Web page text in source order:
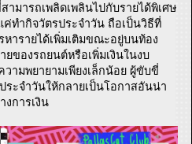
มารถเพลิดเพลินไปกับรายได้พิเศษ
ค่ทำกิจวัตรประจำวัน ถือเป็นวิธีที่
หารายได้เพิ่มเติมขณะอยู่บนท้อง
ของรถยนต์หรือเพิ่มเงินในงบ
ามพยายามเพียงเล็กน้อย ผู้ขับขี่
ระจำวันให้กลายเป็นโอกาสอันน่า
งการเงิน